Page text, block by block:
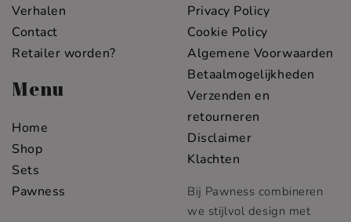
Verhalen
Contact
Retailer worden?
Menu
Home
Shop
Sets
Pawness
Privacy Policy
Cookie Policy
Algemene Voorwaarden
Betaalmogelijkheden
Verzenden en
retourneren
Disclaimer
Klachten
Bij Pawness combineren
we stijlvol design met